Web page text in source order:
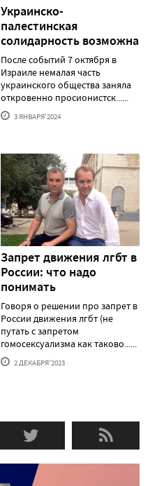
Украинско-
палестинская
солидарность возможна
После событий 7 октября в
Израиле немалая часть
украинского общества заняла
откровенно просионистск......
3 ЯНВАРЯ'2024
Запрет движения лгбт в
России: что надо
понимать
Говоря о решении про запрет в
России движения лгбт (не
путать с запретом
гомосексуализма как таково......
2 ДЕКАБРЯ'2023